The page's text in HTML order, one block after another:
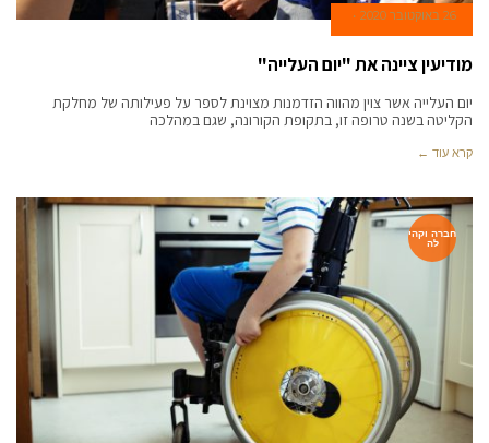
26 באוקטובר 2020
מודיעין ציינה את "יום העלייה"
יום העלייה אשר צוין מהווה הזדמנות מצוינת לספר על פעילותה של מחלקת
הקליטה בשנה טרופה זו, בתקופת הקורונה, שגם במהלכה
קרא עוד ←
חברה וקהי
לה